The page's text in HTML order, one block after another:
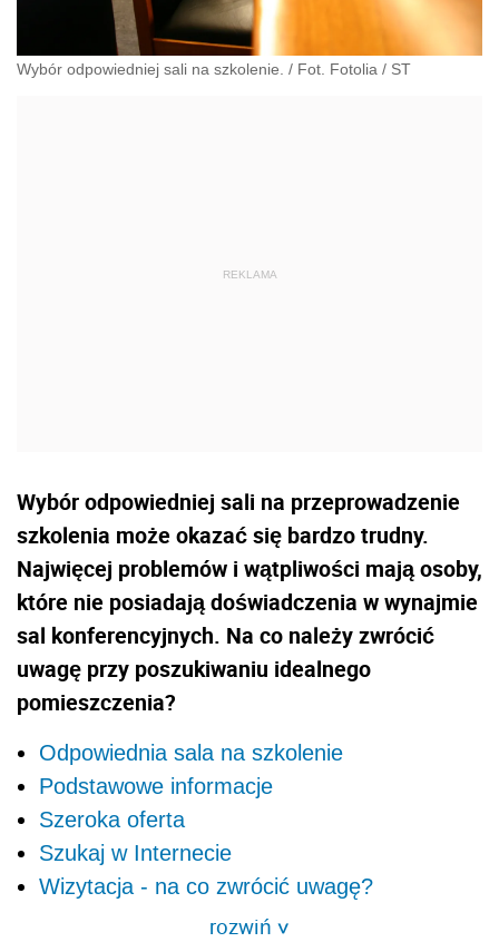
Wybór odpowiedniej sali na szkolenie. / Fot. Fotolia / ST
Wybór odpowiedniej sali na przeprowadzenie
szkolenia może okazać się bardzo trudny.
Najwięcej problemów i wątpliwości mają osoby,
które nie posiadają doświadczenia w wynajmie
sal konferencyjnych. Na co należy zwrócić
uwagę przy poszukiwaniu idealnego
pomieszczenia?
Odpowiednia sala na szkolenie
Podstawowe informacje
Szeroka oferta
Szukaj w Internecie
Wizytacja - na co zwrócić uwagę?
rozwiń>